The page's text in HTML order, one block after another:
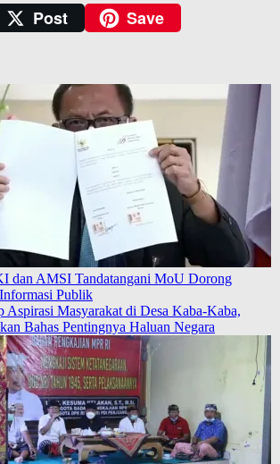
Post Save
dan AMSI Tandatangani MoU Dorong
Publik
Aspirasi Masyarakat di Desa Kaba-Kaba,
Bahas Pentingnya Haluan Negara